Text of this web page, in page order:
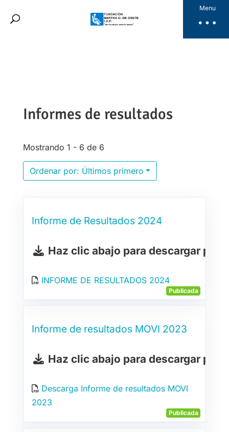
Productos
Menu
Informes de resultados
Mostrando 1 - 6 de 6
Ordenar por: Últimos primero
Informe de Resultados 2024
Haz clic abajo para descargar pdf
INFORME DE RESULTADOS 2024
Publicada
Informe de resultados MOVI 2023
Haz clic abajo para descargar pdf
Descarga Informe de resultados MOVI
2023
Publicada